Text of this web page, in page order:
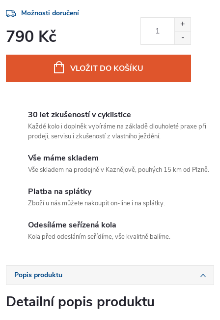
Možnosti doručení
790 Kč
VLOŽIT DO KOŠÍKU
30 let zkušeností v cyklistice
Každé kolo i doplněk vybíráme na základě dlouholeté praxe při
prodeji, servisu i zkušeností z vlastního ježdění.
Vše máme skladem
Vše skladem na prodejně v Kaznějově, pouhých 15 km od Plzně.
Platba na splátky
Zboží u nás můžete nakoupit on-line i na splátky.
Odesíláme seřízená kola
Kola před odesláním seřídíme, vše kvalitně balíme.
Popis produktu
Detailní popis produktu